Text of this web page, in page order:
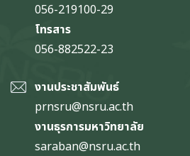
056-219100-29
โทรสาร
056-882522-23
งานประชาสัมพันธ์
prnsru@nsru.ac.th
งานธุรการมหาวิทยาลัย
saraban@nsru.ac.th